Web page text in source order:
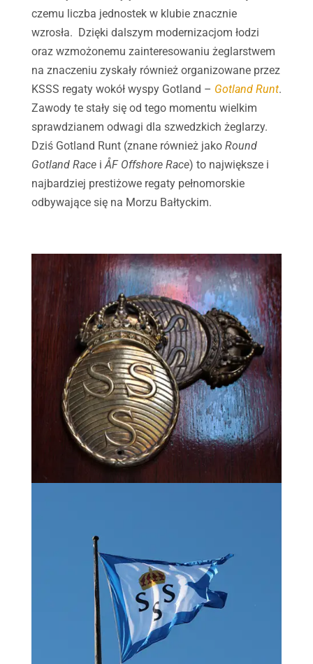
czemu liczba jednostek w klubie znacznie
wzrosła. Dzięki dalszym modernizacjom łodzi
oraz wzmożonemu zainteresowaniu żeglarstwem
na znaczeniu zyskały również organizowane przez
KSSS regaty wokół wyspy Gotland – Gotland Runt.
Zawody te stały się od tego momentu wielkim
sprawdzianem odwagi dla szwedzkich żeglarzy.
Dziś Gotland Runt (znane również jako Round
Gotland Race iÅF Offshore Race) to największe i
najbardziej prestiżowe regaty pełnomorskie
odbywające się na Morzu Bałtyckim.